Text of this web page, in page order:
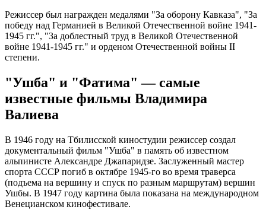
Режиссер был награжден медалями "За оборону Кавказа", "За
победу над Германией в Великой Отечественной войне 1941-
1945 гг.", "За доблестный труд в Великой Отечественной
войне 1941-1945 гг." и орденом Отечественной войны II
степени.
"Ушба" и "Фатима" — самые
известные фильмы Владимира
Валиева
В 1946 году на Тбилисской киностудии режиссер создал
документальный фильм "Ушба" в память об известном
альпинисте Александре Джапаридзе. Заслуженный мастер
спорта СССР погиб в октябре 1945-го во время траверса
(подъема на вершину и спуск по разным маршрутам) вершин
Ушбы. В 1947 году картина была показана на международном
Венецианском кинофестивале.